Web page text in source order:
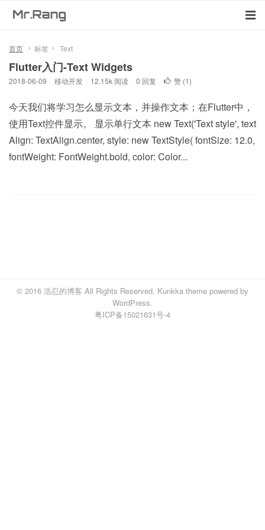
首页 标签 Text
Flutter入门-Text Widgets
2018-06-09 · 移动开发 · 12.15k 阅读 · 0 回复 · 赞 (1)
今天我们将学习怎么显示文本，并操作文本；在Flutter中，
使用Text控件显示。 显示单行文本 new Text('Text style', text
Align: TextAlign.center, style: new TextStyle( fontSize: 12.0,
fontWeight: FontWeight.bold, color: Color...
© 2016 浩忍的博客 All Rights Reserved. Kunkka theme powered by
WordPress.
粤ICP备15021631号-4